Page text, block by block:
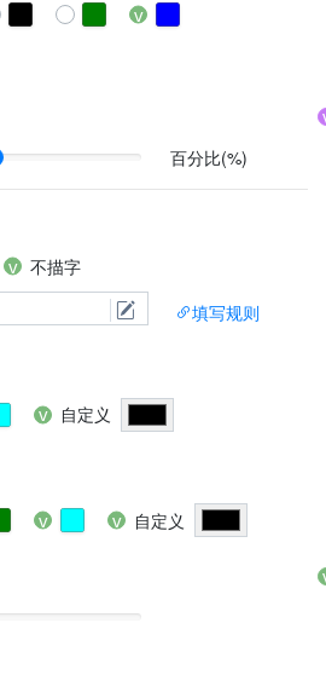
百分比(%)
不描字
填写规则
自定义
自定义